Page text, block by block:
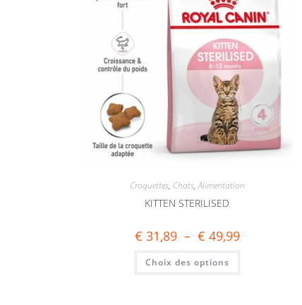
Croquettes, Chats,Alimentation
KITTEN STERILISED
€ 31,89 – € 49,99
Choix des options